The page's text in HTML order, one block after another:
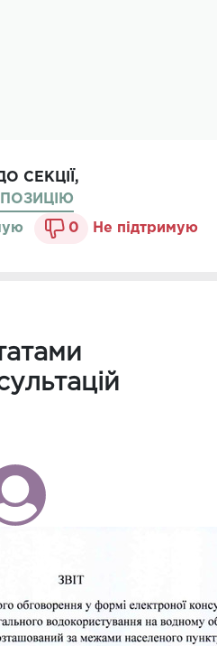
СЕКЦІЇ,
0 Не підтримую